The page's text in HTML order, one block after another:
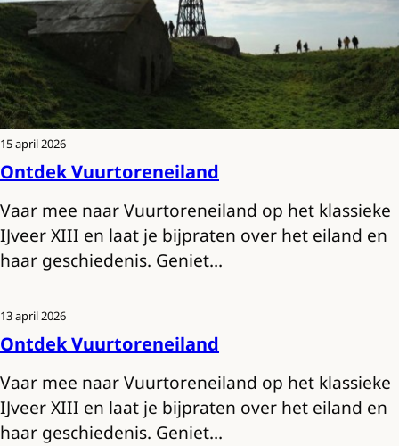
15 april 2026
Ontdek Vuurtoreneiland
Vaar mee naar Vuurtoreneiland op het klassieke
IJveer XIII en laat je bijpraten over het eiland en
haar geschiedenis. Geniet…
13 april 2026
Ontdek Vuurtoreneiland
Vaar mee naar Vuurtoreneiland op het klassieke
IJveer XIII en laat je bijpraten over het eiland en
haar geschiedenis. Geniet…